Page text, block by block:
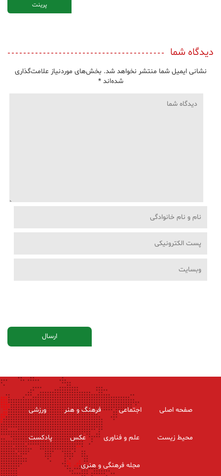
پرینت
دیدگاه شما
نشانی ایمیل شما منتشر نخواهد شد. بخش‌های موردنیاز علامت‌گذاری
شده‌اند*
صفحه اصلی اجتماعی فرهنگ و هنر ورزشی
محیط زیست علم و فناوری عکس پادکست
مجله فرهنگی و هنری